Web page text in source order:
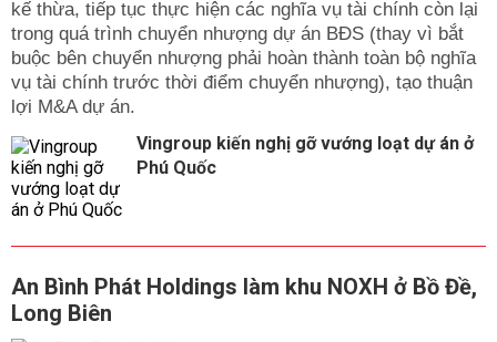
kế thừa, tiếp tục thực hiện các nghĩa vụ tài chính còn lại
trong quá trình chuyển nhượng dự án BĐS (thay vì bắt
buộc bên chuyển nhượng phải hoàn thành toàn bộ nghĩa
vụ tài chính trước thời điểm chuyển nhượng), tạo thuận
lợi M&A dự án.
Vingroup kiến nghị gỡ vướng loạt dự án ở
Phú Quốc
An Bình Phát Holdings làm khu NOXH ở Bồ Đề,
Long Biên